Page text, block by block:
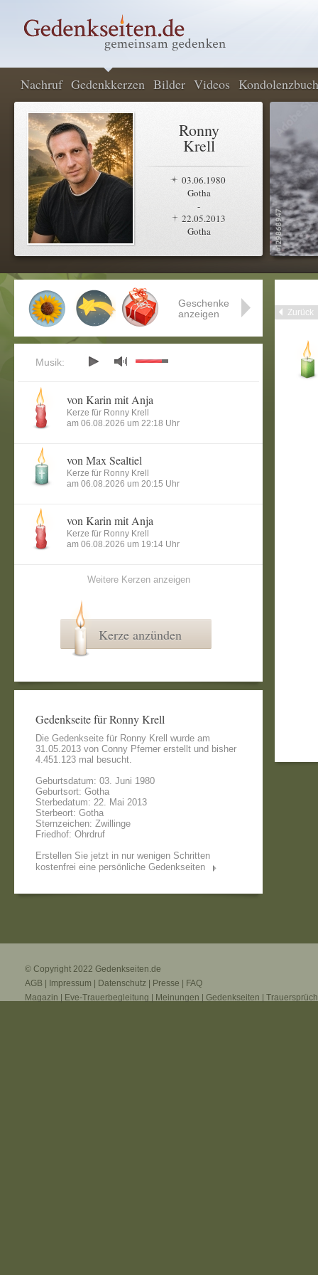
Nachruf Gedenkkerzen Bilder Videos Kondolenzbuch
Ronny
Krell
03.06.1980
Gotha
-
22.05.2013
Gotha
Zurück
Geschenke
anzeigen
Musik:
von Karin mit Anja
Kerze für Ronny Krell
am 06.08.2026 um 22:18 Uhr
von Max Sealtiel
Kerze für Ronny Krell
am 06.08.2026 um 20:15 Uhr
von Karin mit Anja
Kerze für Ronny Krell
am 06.08.2026 um 19:14 Uhr
Weitere Kerzen anzeigen
Kerze anzünden
Gedenkseite für Ronny Krell
Die Gedenkseite für Ronny Krell wurde am
31.05.2013 von Conny Pferner erstellt und bisher
4.451.123 mal besucht.
Geburtsdatum: 03. Juni 1980
Geburtsort: Gotha
Sterbedatum: 22. Mai 2013
Sterbeort: Gotha
Sternzeichen: Zwillinge
Friedhof: Ohrdruf
Erstellen Sie jetzt in nur wenigen Schritten
kostenfrei eine persönliche Gedenkseiten
© Copyright 2022 Gedenkseiten.de
AGB
Impressum Datenschutz Presse
FAQ
Magazin
Eve-Trauerbegleitung Meinungen Gedenkseiten